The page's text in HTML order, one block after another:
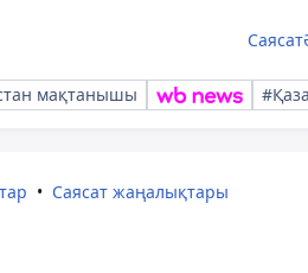
Саясат
мақтанышы
Саясат жаңалықтары